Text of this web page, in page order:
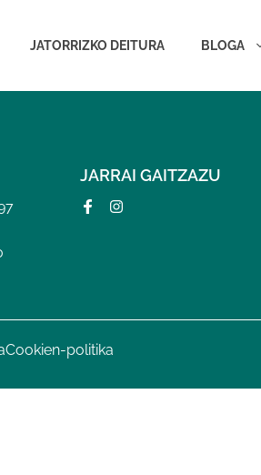
JATORRIZKO DEITURA BLOGA
JARRAI GAITZAZU
Cookien-politika